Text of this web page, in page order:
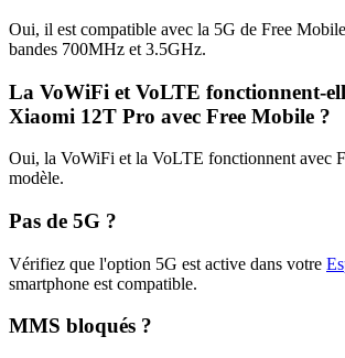
Oui, il est compatible avec la 5G de Free
bandes 700MHz et 3.5GHz.
La VoWiFi et VoLTE fonctionnent-
Xiaomi 12T Pro avec Free Mobile ?
Oui, la VoWiFi et la VoLTE fonctionnent avec
modèle.
Pas de 5G ?
Vérifiez que l'option 5G est active dans votre
smartphone est compatible.
MMS bloqués ?